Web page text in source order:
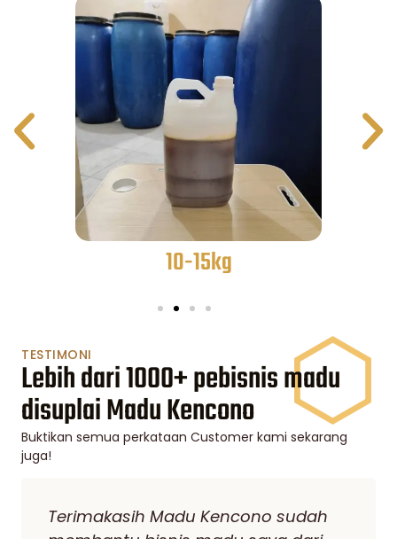
15-25kg
TESTIMONI
Lebih dari 1000+ pebisnis madu
disuplai Madu Kencono
Buktikan semua perkataan Customer kami sekarang
juga!
Saya sudah berbisnis madu cukup